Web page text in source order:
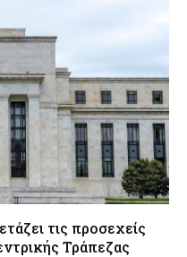
τις προσεχείς
Τράπεζας